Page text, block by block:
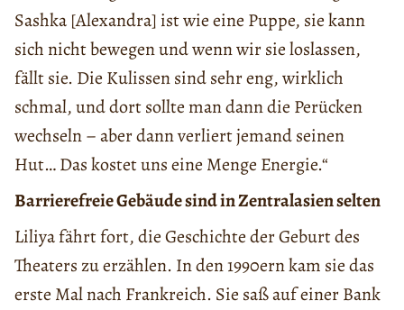
Sashka [Alexandra] ist wie eine Puppe, sie kann
sich nicht bewegen und wenn wir sie loslassen,
fällt sie. Die Kulissen sind sehr eng, wirklich
schmal, und dort sollte man dann die Perücken
wechseln – aber dann verliert jemand seinen
Hut… Das kostet uns eine Menge Energie.“
Barrierefreie Gebäude sind in Zentralasien selten
Liliya fährt fort, die Geschichte der Geburt des
Theaters zu erzählen. In den 1990ern kam sie das
erste Mal nach Frankreich. Sie saß auf einer Bank